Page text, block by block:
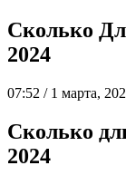
Сколько
2024
07:52 / 1 марта,
Сколько
2024